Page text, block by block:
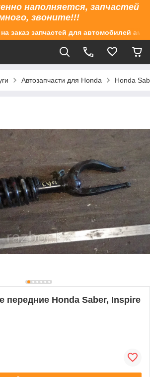
наполняется, запчастей
звоните!!!
заказ запчастей для автомобилей
Автозапчасти для Honda Honda
передние Honda Saber, Inspire